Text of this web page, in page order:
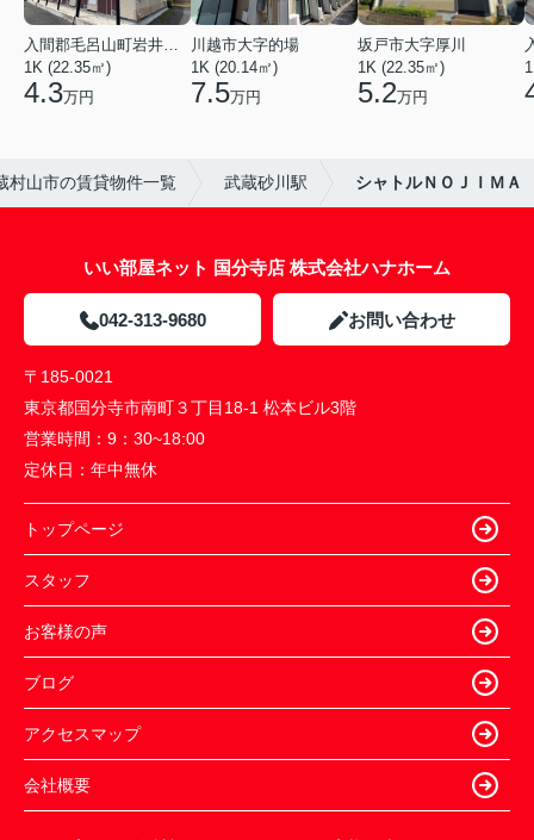
入間郡毛呂山町岩井西１丁目
1K (22.35㎡)
4.3万円
川越市大字的場
1K (20.14㎡)
7.5万円
坂戸市大字厚川
1K (22.35㎡)
5.2万円
村山市の賃貸物件一覧 武蔵砂川駅 シャトルＮＯＪＩＭＡ
いい部屋ネット 国分寺店 株式会社ハナホーム
042-313-9680 お問い合わせ
〒185-0021
東京都国分寺市南町３丁目18-1 松本ビル3階
営業時間： 9：30~18:00
定休日： 年中無休
トップページ
スタッフ
お客様の声
ブログ
アクセスマップ
会社概要